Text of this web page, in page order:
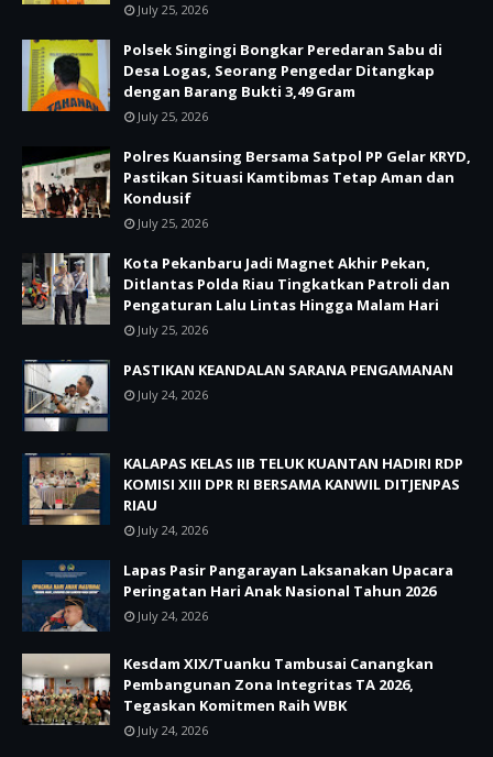
July 25, 2026
Polsek Singingi Bongkar Peredaran Sabu di
Desa Logas, Seorang Pengedar Ditangkap
dengan Barang Bukti 3,49 Gram
July 25, 2026
Polres Kuansing Bersama Satpol PP Gelar KRYD,
Pastikan Situasi Kamtibmas Tetap Aman dan
Kondusif
July 25, 2026
Kota Pekanbaru Jadi Magnet Akhir Pekan,
Ditlantas Polda Riau Tingkatkan Patroli dan
Pengaturan Lalu Lintas Hingga Malam Hari
July 25, 2026
PASTIKAN KEANDALAN SARANA PENGAMANAN
July 24, 2026
KALAPAS KELAS IIB TELUK KUANTAN HADIRI RDP
KOMISI XIII DPR RI BERSAMA KANWIL DITJENPAS
RIAU
July 24, 2026
Lapas Pasir Pangarayan Laksanakan Upacara
Peringatan Hari Anak Nasional Tahun 2026
July 24, 2026
Kesdam XIX/Tuanku Tambusai Canangkan
Pembangunan Zona Integritas TA 2026,
Tegaskan Komitmen Raih WBK
July 24, 2026